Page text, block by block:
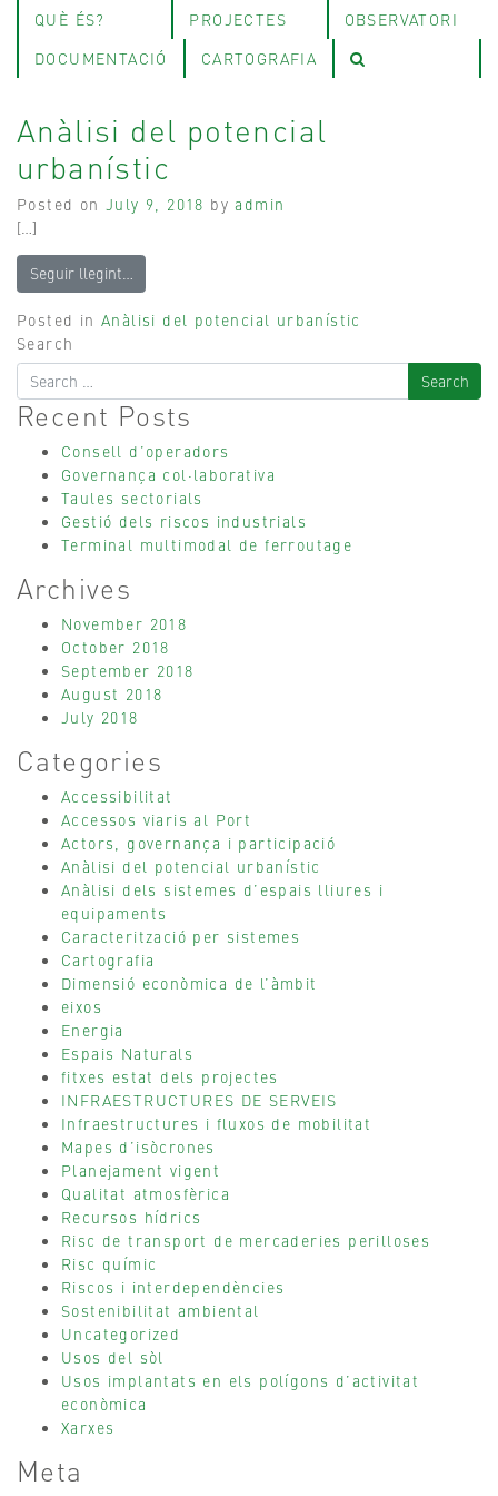
QUÈ ÉS? PROJECTES
OBSERVATORI
DOCUMENTACIÓ
CARTOGRAFIA
Anàlisi del potencial
urbanístic
Posted onJuly 9, 2018 byadmin
[…]
Seguir llegint…
Posted inAnàlisi del potencial urbanístic
Search
Recent Posts
Consell d’operadors
Governança col·laborativa
Taules sectorials
Gestió dels riscos industrials
Terminal multimodal de ferroutage
Archives
November 2018
October 2018
September 2018
August 2018
July 2018
Categories
Accessibilitat
Accessos viaris al Port
Actors, governança i participació
Anàlisi del potencial urbanístic
Anàlisi dels sistemes d’espais lliures i
equipaments
Caracterització per sistemes
Cartografia
Dimensió econòmica de l’àmbit
eixos
Energia
Espais Naturals
fitxes estat dels projectes
INFRAESTRUCTURES DE SERVEIS
Infraestructures i fluxos de mobilitat
Mapes d’isòcrones
Planejament vigent
Qualitat atmosfèrica
Recursos hídrics
Risc de transport de mercaderies perilloses
Risc químic
Riscos i interdependències
Sostenibilitat ambiental
Uncategorized
Usos del sòl
Usos implantats en els polígons d’activitat
econòmica
Xarxes
Meta